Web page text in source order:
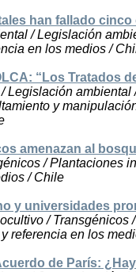
han fallado
/ Legislación
en los medios /
“Los Tratados
/ Legislación ambiental
y
amenazan al
/ Plantaciones
/ Chile
y universidades
/ Transgénicos
referencia en los
de París: